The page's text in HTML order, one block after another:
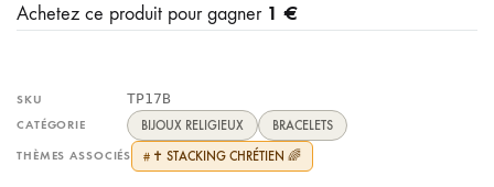
Achetez ce produit pour gagner 1 €
SKU TP17B
CATÉGORIE BIJOUX RELIGIEUX BRACELETS
THÈMES ASSOCIÉS # ✝️ STACKING CHRÉTIEN 🌈